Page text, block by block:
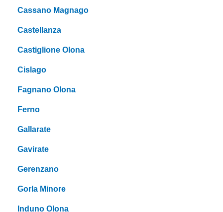
Cassano Magnago
Castellanza
Castiglione Olona
Cislago
Fagnano Olona
Ferno
Gallarate
Gavirate
Gerenzano
Gorla Minore
Induno Olona